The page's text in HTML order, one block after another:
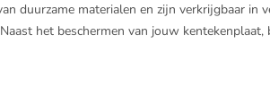
duurzame materialen en zijn verkrijgbaar in
het beschermen van jouw
en bescherm jouw kentekenplaat